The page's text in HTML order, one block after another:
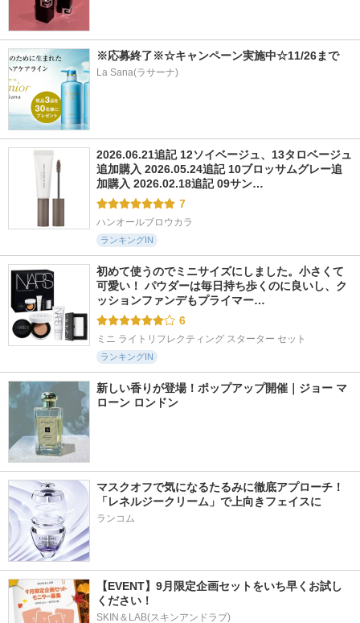
※応募終了※☆キャンペーン実施中☆11/26まで
La Sana(ラサーナ)
2026.06.21追記 12ソイベージュ、13タロベージュ
追加購入 2026.05.24追記 10ブロッサムグレー追
加購入 2026.02.18追記 09サン…
7
ハンオールブロウカラ
ランキングIN
初めて使うのでミニサイズにしました。小さくて
可愛い！ パウダーは毎日持ち歩くのに良いし、ク
ッションファンデもプライマー…
6
ミニ ライトリフレクティング スターター セット
ランキングIN
新しい香りが登場！ポップアップ開催｜ジョー マ
ローン ロンドン
マスクオフで気になるたるみに徹底アプローチ！
「レネルジークリーム」で上向きフェイスに
ランコム
【EVENT】9月限定企画セットをいち早くお試し
ください！
SKIN＆LAB(スキンアンドラブ)